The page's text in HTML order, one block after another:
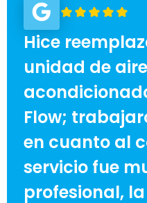
Hice
unidad de aire
Flow;
en cuanto al
servicio fue
profesional,